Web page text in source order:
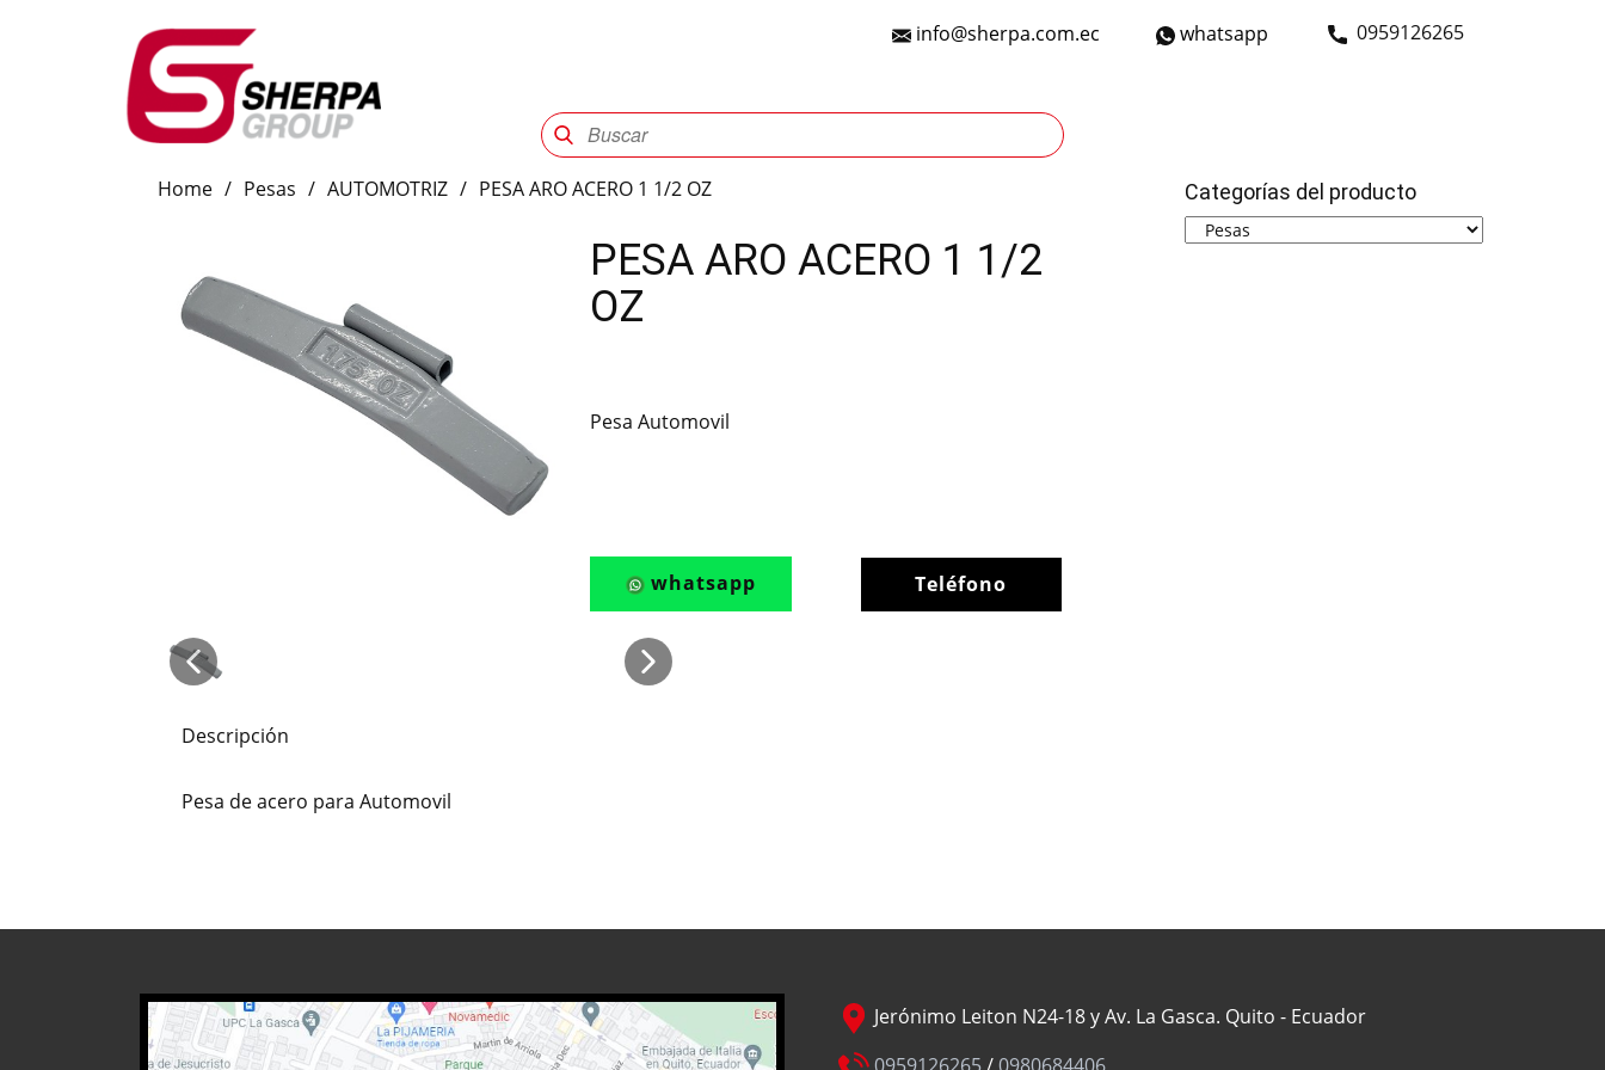
​0959126265
info@sherpa.com.ec
whatsapp
Home / Pesas / AUTOMOTRIZ / PESA ARO ACERO 1 1/2 OZ
PESA ARO ACERO 1 1/2
OZ
Pesa Automovil
whatsapp Teléfono
Descripción
Pesa de acero para Automovil
Categorías del producto
Jerónimo Leiton N24-18 y Av. La Gasca. Quito - Ecuador